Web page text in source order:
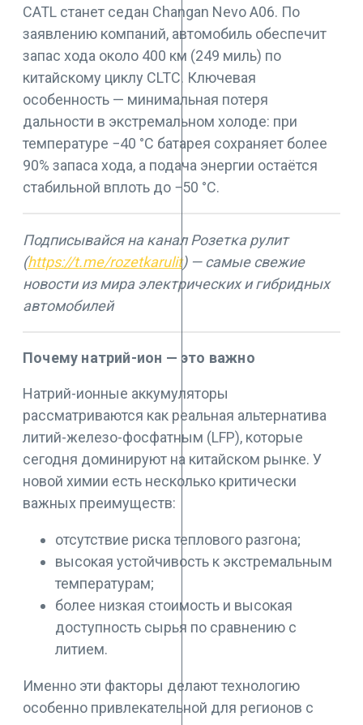
CATL станет седан Changan Nevo A06. По
заявлению компаний, автомобиль обеспечит
запас хода около 400 км (249 миль) по
китайскому циклу CLTC. Ключевая
особенность — минимальная потеря
дальности в экстремальном холоде: при
температуре −40 °C батарея сохраняет более
90% запаса хода, а подача энергии остаётся
стабильной вплоть до −50 °C.
Подписывайся на канал Розетка рулит
(https://t.me/rozetkarulit) — самые свежие
новости из мира электрических и гибридных
автомобилей
Почему натрий-ион — это важно
Натрий-ионные аккумуляторы
рассматриваются как реальная альтернатива
литий-железо-фосфатным (LFP), которые
сегодня доминируют на китайском рынке. У
новой химии есть несколько критически
важных преимуществ:
отсутствие риска теплового разгона;
высокая устойчивость к экстремальным
температурам;
более низкая стоимость и высокая
доступность сырья по сравнению с
литием.
Именно эти факторы делают технологию
особенно привлекательной для регионов с